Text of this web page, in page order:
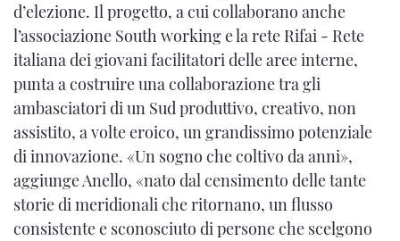
d’elezione. Il progetto, a cui collaborano anche
l’associazione South working e la rete Rifai - Rete
italiana dei giovani facilitatori delle aree interne,
punta a costruire una collaborazione tra gli
ambasciatori di un Sud produttivo, creativo, non
assistito, a volte eroico, un grandissimo potenziale
di innovazione. «Un sogno che coltivo da anni»,
aggiunge Anello, «nato dal censimento delle tante
storie di meridionali che ritornano, un flusso
consistente e sconosciuto di persone che scelgono